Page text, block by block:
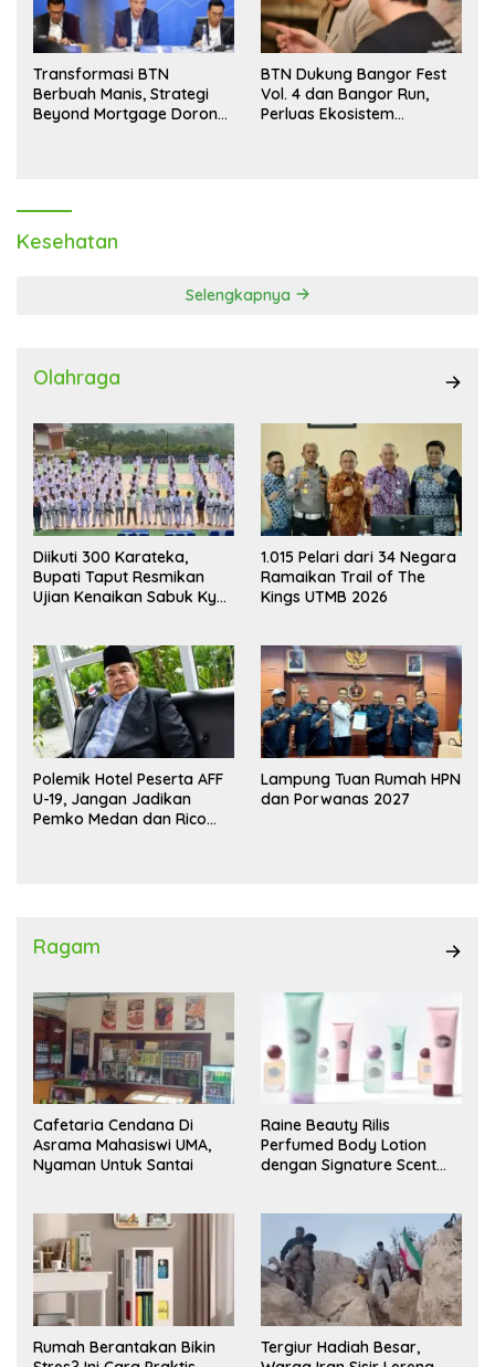
Transformasi BTN
Berbuah Manis, Strategi
Beyond Mortgage Dorong
BTN Dukung Bangor Fest
Vol. 4 dan Bangor Run,
Perluas Ekosistem
Kesehatan
Selengkapnya
Olahraga
Diikuti 300 Karateka,
Bupati Taput Resmikan
Ujian Kenaikan Sabuk Kyu
1.015 Pelari dari 34 Negara
Ramaikan Trail of The
Kings UTMB 2026
Polemik Hotel Peserta AFF
U-19, Jangan Jadikan
Pemko Medan dan Rico
Lampung Tuan Rumah HPN
dan Porwanas 2027
Ragam
Cafetaria Cendana Di
Asrama Mahasiswi UMA,
Nyaman Untuk Santai
Raine Beauty Rilis
Perfumed Body Lotion
dengan Signature Scent
Rumah Berantakan Bikin
Tergiur Hadiah Besar,